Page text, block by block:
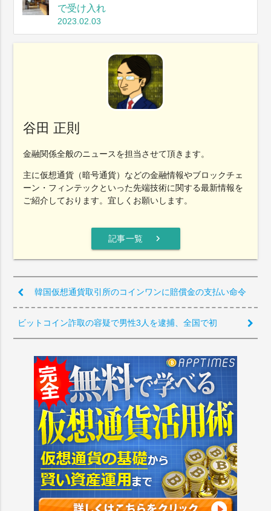
で受け入れ
2023.02.03
谷田 正則
金融関係全般のニュースを担当させて頂きます。
主に仮想通貨（暗号通貨）などの金融情報やブロックチェ
ーン・フィンテックといった先端技術に関する最新情報を
ご紹介しております。宜しくお願いします。
記事一覧 chevron_right
韓国仮想通貨取引所のコインワンに賠償金の支払い命令
ビットコイン詐取の容疑で男性3人を逮捕、全国で初